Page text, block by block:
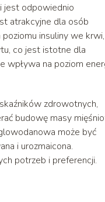
jest odpowiednio
atrakcyjne dla osób
insuliny we
co jest istotne dla
wpływa na poziom
zdrowotnych,
budowę masy
może być
i urozmaicona.
potrzeb i preferencji.